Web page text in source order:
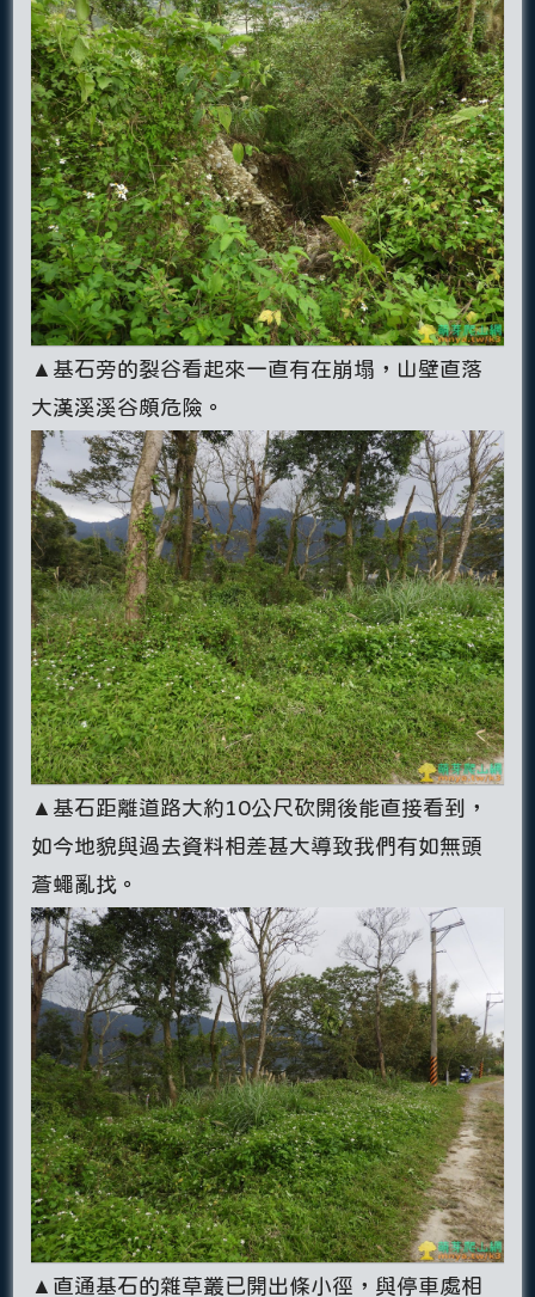
▲基石旁的裂谷看起來一直有在崩塌，山壁直落
大漢溪溪谷頗危險。
▲基石距離道路大約10公尺砍開後能直接看到，
如今地貌與過去資料相差甚大導致我們有如無頭
蒼蠅亂找。
▲直通基石的雜草叢已開出條小徑，與停車處相